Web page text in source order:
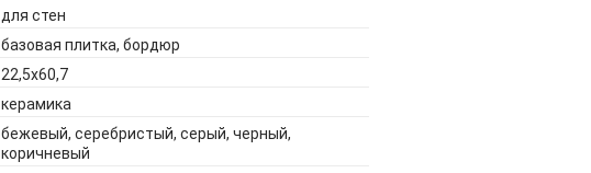
для стен
базовая плитка, бордюр
22,5x60,7
керамика
бежевый, серебристый, серый, черный,
коричневый